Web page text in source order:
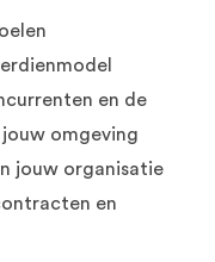
en de
omgeving
jouw organisatie
en